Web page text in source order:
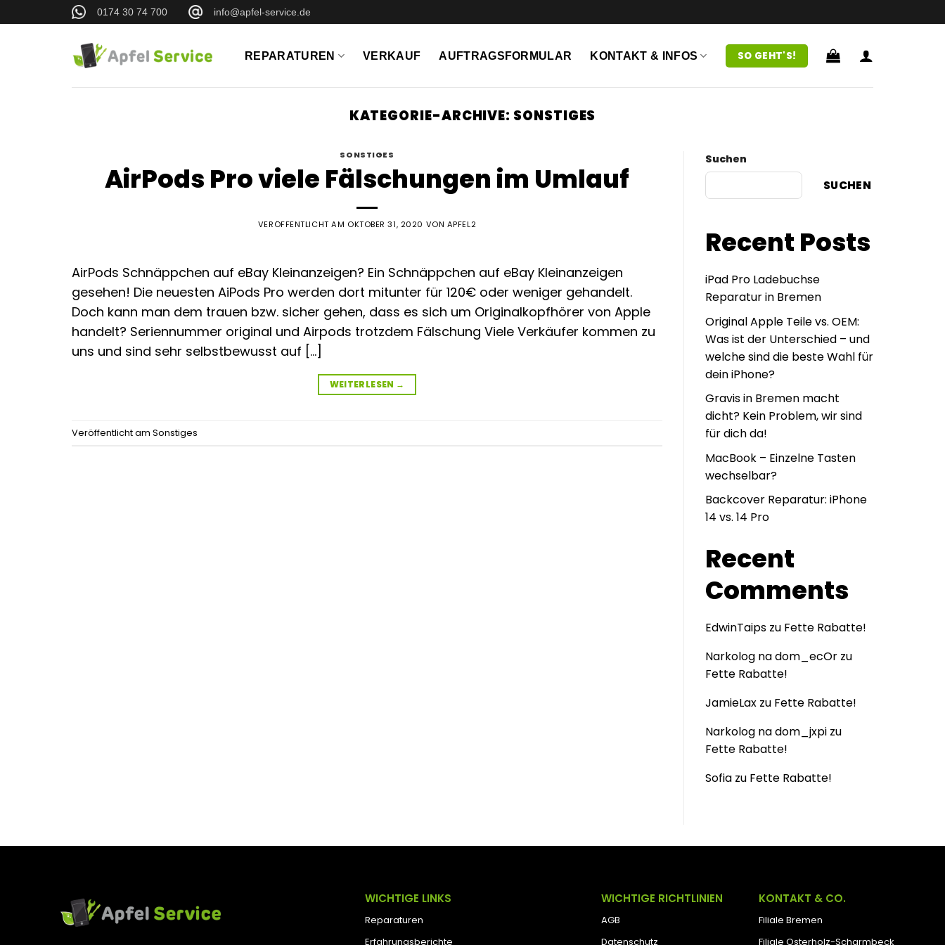
Inhalt
0174 30 74 700 info@apfel-service.de
REPARATUREN VERKAUF AUFTRAGSFORMULAR KONTAKT & INFOS SO GEHT'S!
KATEGORIE-ARCHIVE: SONSTIGES
SONSTIGES
AirPods Pro viele Fälschungen im Umlauf
VERÖFFENTLICHT AM OKTOBER 31, 2020 VON APFEL2
AirPods Schnäppchen auf eBay Kleinanzeigen? Ein Schnäppchen auf eBay Kleinanzeigen
gesehen! Die neuesten AiPods Pro werden dort mitunter für 120€ oder weniger gehandelt.
Doch kann man dem trauen bzw. sicher gehen, dass es sich um Originalkopfhörer von Apple
handelt? Seriennummer original und Airpods trotzdem Fälschung Viele Verkäufer kommen zu
uns und sind sehr selbstbewusst auf […]
WEITERLESEN →
Veröffentlicht am Sonstiges
Suchen
SUCHEN
Recent Posts
iPad Pro Ladebuchse
Reparatur in Bremen
Original Apple Teile vs. OEM:
Was ist der Unterschied – und
welche sind die beste Wahl für
dein iPhone?
Gravis in Bremen macht
dicht? Kein Problem, wir sind
für dich da!
MacBook – Einzelne Tasten
wechselbar?
Backcover Reparatur: iPhone
14 vs. 14 Pro
Recent
Comments
EdwinTaips zu Fette Rabatte!
Narkolog na dom_ecOr zu
Fette Rabatte!
JamieLax zu Fette Rabatte!
Narkolog na dom_jxpi zu
Fette Rabatte!
Sofia zu Fette Rabatte!
WICHTIGE LINKS
Reparaturen
Erfahrungsberichte
WICHTIGE RICHTLINIEN
AGB
Datenschutz
KONTAKT & CO.
Filiale Bremen
Filiale Osterholz-Scharmbeck